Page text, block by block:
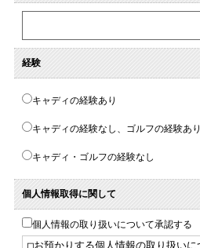
経験
キャディの経験あり
キャディの経験なし、ゴルフの経験あり
キャディ・ゴルフの経験なし
個人情報取得に関して
個人情報の取り扱いについて承認する